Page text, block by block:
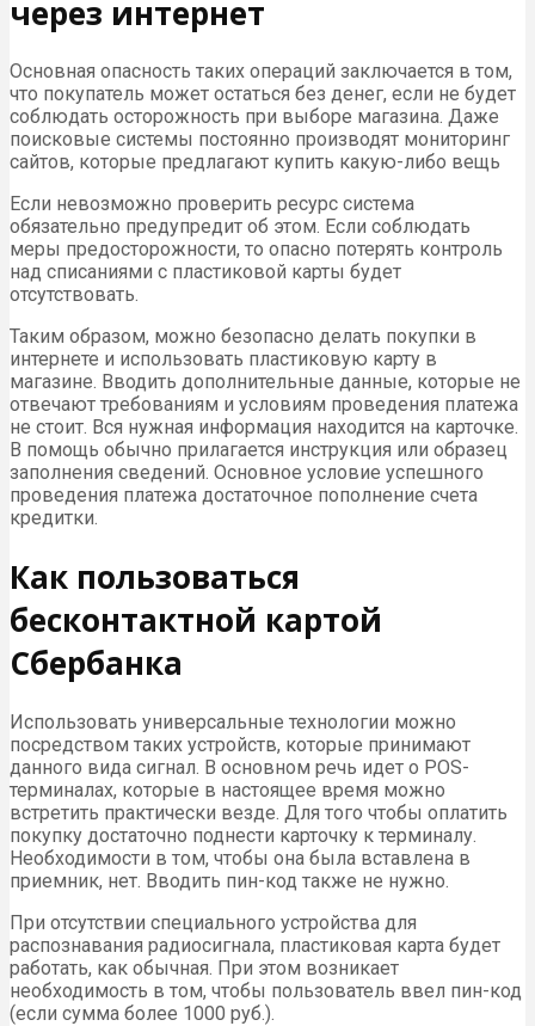
через интернет
Основная опасность таких операций заключается в том,
что покупатель может остаться без денег, если не будет
соблюдать осторожность при выборе магазина. Даже
поисковые системы постоянно производят мониторинг
сайтов, которые предлагают купить какую-либо вещь
Если невозможно проверить ресурс система
обязательно предупредит об этом. Если соблюдать
меры предосторожности, то опасно потерять контроль
над списаниями с пластиковой карты будет
отсутствовать.
Таким образом, можно безопасно делать покупки в
интернете и использовать пластиковую карту в
магазине. Вводить дополнительные данные, которые не
отвечают требованиям и условиям проведения платежа
не стоит. Вся нужная информация находится на карточке.
В помощь обычно прилагается инструкция или образец
заполнения сведений. Основное условие успешного
проведения платежа достаточное пополнение счета
кредитки.
Как пользоваться
бесконтактной картой
Сбербанка
Использовать универсальные технологии можно
посредством таких устройств, которые принимают
данного вида сигнал. В основном речь идет о POS-
терминалах, которые в настоящее время можно
встретить практически везде. Для того чтобы оплатить
покупку достаточно поднести карточку к терминалу.
Необходимости в том, чтобы она была вставлена в
приемник, нет. Вводить пин-код также не нужно.
При отсутствии специального устройства для
распознавания радиосигнала, пластиковая карта будет
работать, как обычная. При этом возникает
необходимость в том, чтобы пользователь ввел пин-код
(если сумма более 1000 руб.).